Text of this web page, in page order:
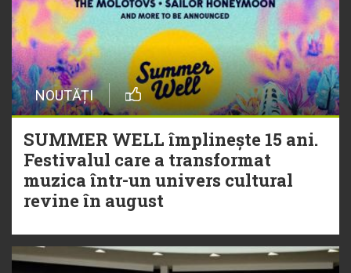
NOUTĂȚI
SUMMER WELL împlinește 15 ani.
Festivalul care a transformat
muzica într-un univers cultural
revine în august